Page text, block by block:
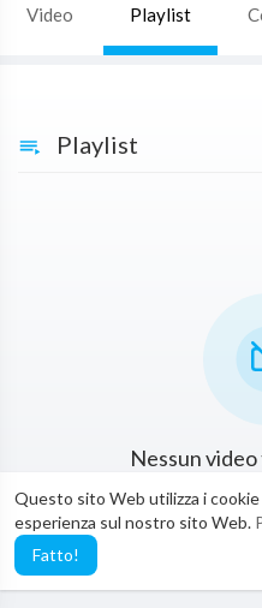
Questo sito Web utilizza i
esperienza sul nostro sito Web.
Fatto!
Video Playlist
Playlist
Nessun